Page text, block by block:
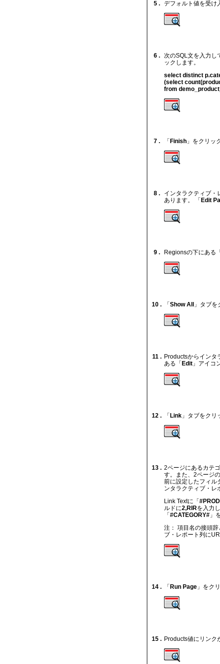
5 . デフォルト値を受け
6 .
次のSQL文を入力
ックします。
select distinct
(select
from
7 . 「 Finish 」をクリッ
8 .
インタラクティブ・
あります。 「 Edit
9 . Regionsの下にある
10 . 「 Show All 」タブ
11 . Productsからイン
ある「 Edit 」アイコ
12 . 「 Link 」タブをクリ
13 . 2ページにあるカテ
す。また、2ページ
前に設定したフィル
ンタラクティブ・レ
Link Textに「
ルドに2,RIRを入力
「 #CATEGORY# 」
注： 項目名の接頭
ブ・レポート列に
14 . 「 Run Page 」をク
15 . Products値にリンク